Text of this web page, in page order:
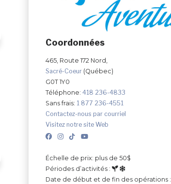
Coordonnées
465, Route 172 Nord,
Sacré-Coeur (Québec)
G0T 1Y0
Téléphone: 418 236-4833
Sans frais: 1 877 236-4551
Contactez-nous par courriel
Visitez notre site Web
Échelle de prix: plus de 50$
Périodes d’activités :
Date de début et de fin des opérations :